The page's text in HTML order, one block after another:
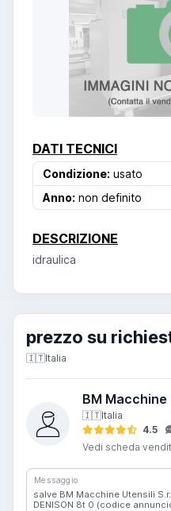
DATI TECNICI
Condizione: usato
Anno: non definito
DESCRIZIONE
idraulica
prezzo su
🇮🇹Italia
BM Macchine
🇮🇹Italia
4.5
Vedi scheda
Messaggio